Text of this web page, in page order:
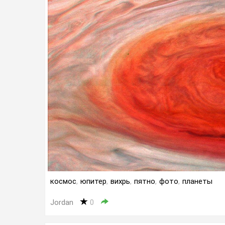
космос, юпитер, вихрь, пятно, фото, планеты
Jordan 0